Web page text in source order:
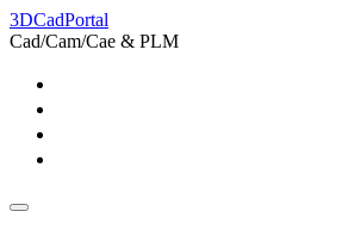
3DCadPortal
Cad/Cam/Cae & PLM